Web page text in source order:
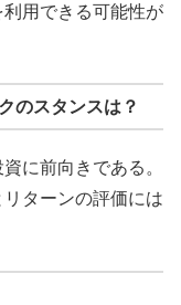
用できる可能性が
のスタンスは？
に前向きである。
ターンの評価には